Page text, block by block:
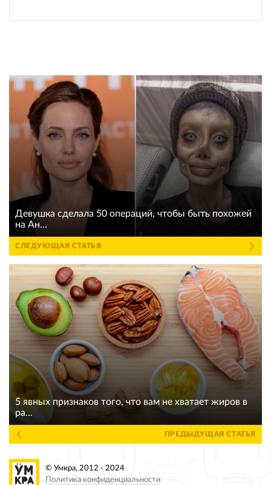
Девушка сделала 50 операций, чтобы быть похожей
на Ан...
СЛЕДУЮЩАЯ СТАТЬЯ
5 явных признаков того, что вам не хватает жиров в
ра...
ПРЕДЫДУЩАЯ СТАТЬЯ
© Умкра, 2012 - 2024
Политика конфиденциальности